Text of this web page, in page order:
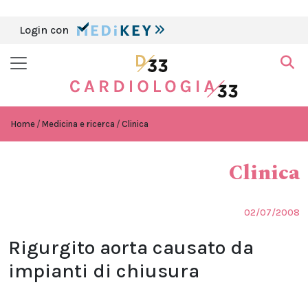
Login con
Home Medicina e ricerca Clinica
Clinica
02/07/2008
Rigurgito aorta causato da
impianti di chiusura